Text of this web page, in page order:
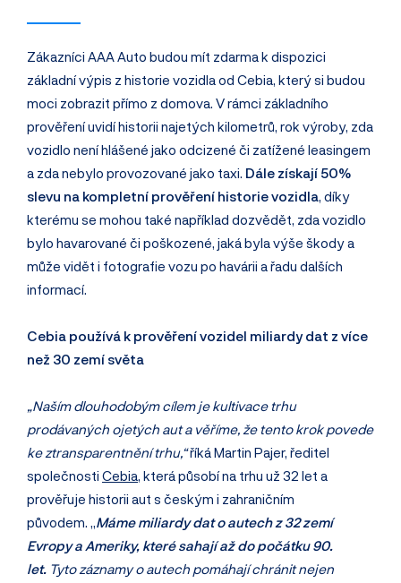
Zákazníci AAA Auto budou mít zdarma k dispozici
základní výpis z historie vozidla od Cebia, který si budou
moci zobrazit přímo z domova. V rámci základního
prověření uvidí historii najetých kilometrů, rok výroby, zda
vozidlo není hlášené jako odcizené či zatížené leasingem
a zda nebylo provozované jako taxi. Dále získají 50%
slevu na kompletní prověření historie vozidla, díky
kterému se mohou také například dozvědět, zda vozidlo
bylo havarované či poškozené, jaká byla výše škody a
může vidět i fotografie vozu po havárii a řadu dalších
informací.
Cebia používá k prověření vozidel miliardy dat z více
než 30 zemí světa
„Naším dlouhodobým cílem je kultivace trhu
prodávaných ojetých aut a věříme, že tento krok povede
ke ztransparentnění trhu,“říká Martin Pajer, ředitel
společnosti Cebia, která působí na trhu už 32 let a
prověřuje historii aut s českým i zahraničním
původem. „Máme miliardy dat o autech z 32 zemí
Evropy a Ameriky, které sahají až do počátku 90.
let. Tyto záznamy o autech pomáhají chránit nejen